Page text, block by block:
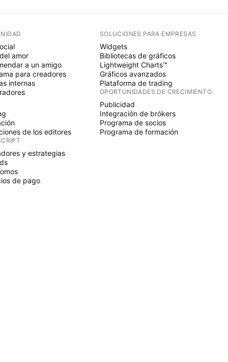
amor
a un amigo
para creadores
internas
de los editores
y estrategias
de pago
SOLUCIONES PARA EMPRESAS
Widgets
Bibliotecas de gráficos
Lightweight Charts™
Gráficos avanzados
Plataforma de trading
OPORTUNIDADES DE CRECIMIENTO
Publicidad
Integración de brókers
Programa de socios
Programa de formación